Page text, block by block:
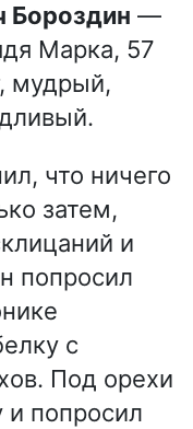
Бороздин —
Марка, 57
мудрый,
что ничего
затем,
и
попросил
с
Под орехи
и попросил